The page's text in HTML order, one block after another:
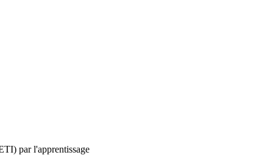
par l'apprentissage